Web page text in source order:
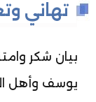
تهاني
بيان شكر
يوسف وأهل